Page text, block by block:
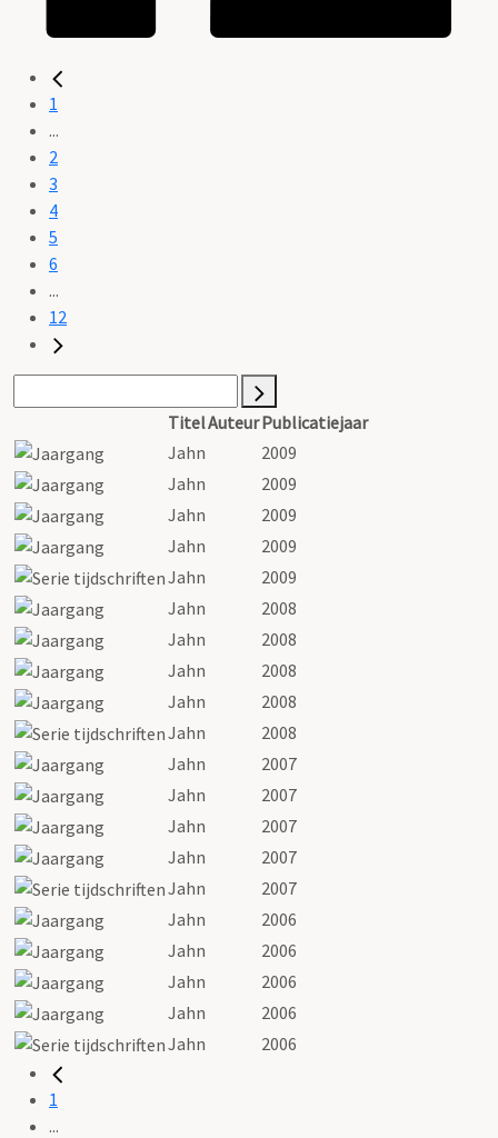
1
...
2
3
4
5
6
...
12
TitelAuteurPublicatiejaar
Jahn
2009
Jahn
2009
Jahn
2009
Jahn
2009
Jahn
2009
Jahn
2008
Jahn
2008
Jahn
2008
Jahn
2008
Jahn
2008
Jahn
2007
Jahn
2007
Jahn
2007
Jahn
2007
Jahn
2007
Jahn
2006
Jahn
2006
Jahn
2006
Jahn
2006
Jahn
2006
1
...